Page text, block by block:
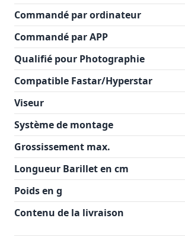
Commandé par ordinateur
Commandé par APP
Qualifié pour Photographie
Compatible Fastar/Hyperstar
Viseur
Système de montage
Grossissement max.
Longueur Barillet en cm
Poids en g
Contenu de la livraison